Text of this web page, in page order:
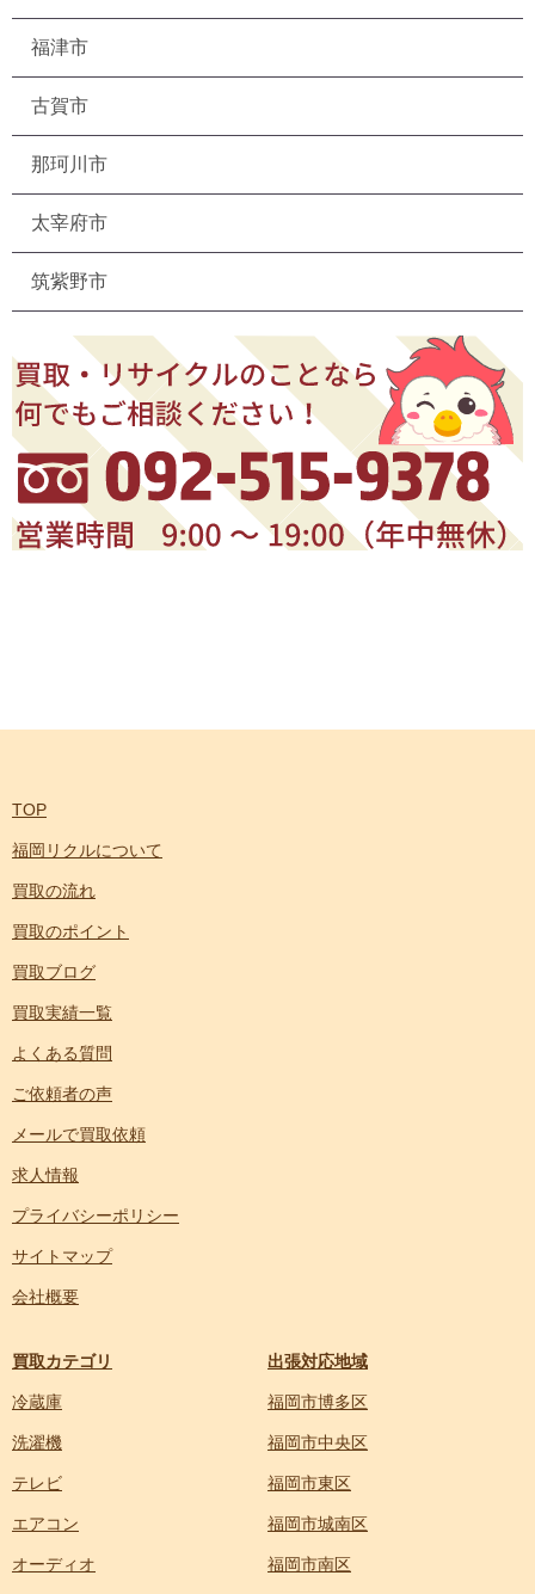
福津市
古賀市
那珂川市
太宰府市
筑紫野市
TOP
福岡リクルについて
買取の流れ
買取のポイント
買取ブログ
買取実績一覧
よくある質問
ご依頼者の声
メールで買取依頼
求人情報
プライバシーポリシー
サイトマップ
会社概要
買取カテゴリ
冷蔵庫
洗濯機
テレビ
エアコン
オーディオ
出張対応地域
福岡市博多区
福岡市中央区
福岡市東区
福岡市城南区
福岡市南区